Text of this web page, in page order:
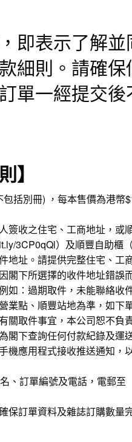
即表示了解並
細則。請確保
單一經提交後
】
括別冊) ，每本售價為港幣
簽收之住宅、工商地址，或
3CP0qQl）及順豐自助櫃
地址。請提供完整住宅、工
閣下所選擇的收件地址錯誤
如：過期取件，未能聯絡收
業點、順豐站地為準，如下
關取件事宜，本公司恕不負
閣下查詢任何付款紀錄及運
機應用程式接收推送通知，
、訂單編號及電話，電郵至
保訂單資料及雜誌訂購數量